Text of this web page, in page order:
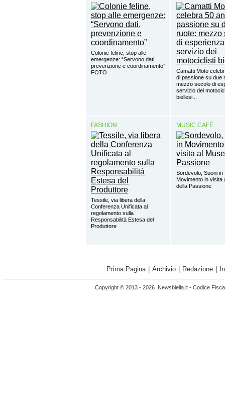
Colonie feline, stop alle
emergenze: “Servono dati,
prevenzione e coordinamento”
FOTO
Camatti Moto
di passione su due
mezzo secolo di
servizio dei
biellesi...
FASHION
Tessile, via libera della
Conferenza Unificata al
regolamento sulla
Responsabilità Estesa del
Produttore
MUSIC CAFÈ
Sordevolo, Suoni in
Movimento in visita
della Passione
Prima Pagina Archivio Redazione
Copyright © 2013 - 2026 Newsbiella.it - Codice